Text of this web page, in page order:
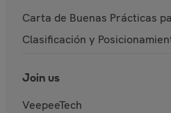
Carta de Buenas Prácticas
Clasificación y
Join us
VeepeeTech